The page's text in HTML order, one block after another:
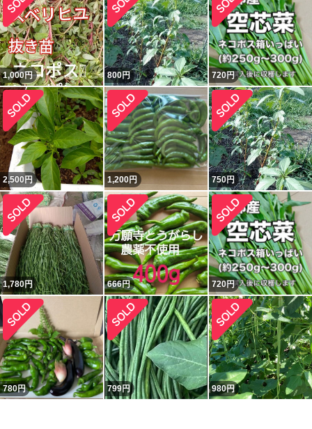
1,000円 800円 720円
2,500 円 1,200円 750円
1,780円 666円 720円
780円 799円 980円